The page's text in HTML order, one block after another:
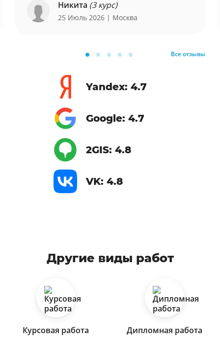
Никита (3 курс)
25 Июль 2026 | Москва
Все отзывы
Yandex: 4.7
Google: 4.7
2GIS: 4.8
VK: 4.8
Другие виды работ
Курсовая работа Дипломная работа